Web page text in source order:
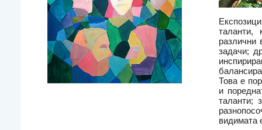
таланти,
различни
задачи;
Това е
и
таланти;
видимата